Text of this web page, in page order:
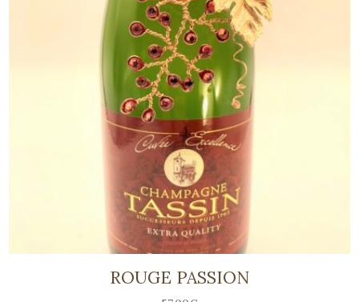
ROUGE PASSION